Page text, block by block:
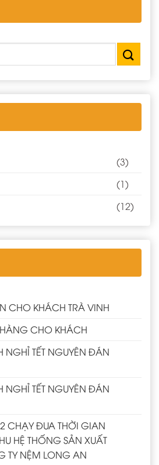
(3)
(1)
(12)
CHO KHÁCH TRÀ VINH
CHO KHÁCH
NGHỈ TẾT NGUYÊN ĐÁN
NGHỈ TẾT NGUYÊN ĐÁN
CHẠY ĐUA THỜI GIAN
HỆ THỐNG SẢN XUẤT
TY NỆM LONG AN